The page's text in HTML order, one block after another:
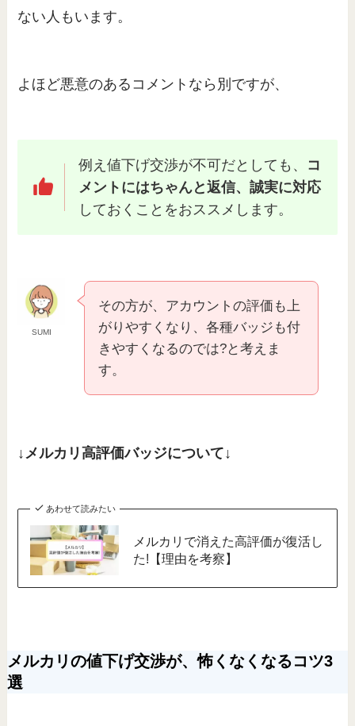
ない人もいます。
よほど悪意のあるコメントなら別ですが、
例え値下げ交渉が不可だとしても、
コ
メントにはちゃんと返信、誠実に対応
しておくことをおススメします。
SUMI
その方が、アカウントの評価も上
がりやすくなり、各種バッジも付
きやすくなるのでは?と考えま
す。
↓メルカリ高評価バッジについて↓
あわせて読みたい
メルカリで消えた高評価が復活し
た!【理由を考察】
メルカリの値下げ交渉が、怖くなくなるコツ3
選